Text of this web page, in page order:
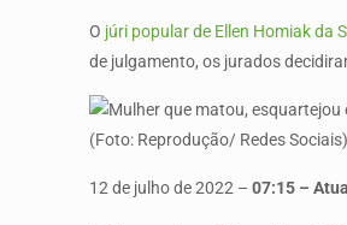
O júri popular de Ellen Homiak da
de julgamento, os jurados
(Foto: Reprodução/ Redes Sociais)
12 de julho de 2022 –07:15 –